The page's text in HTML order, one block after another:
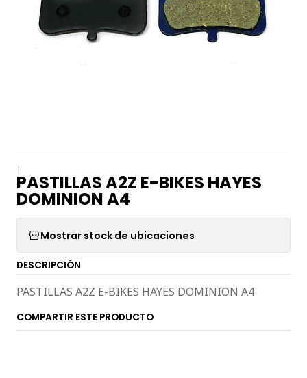
|
PASTILLAS A2Z E-BIKES HAYES
DOMINION A4
Mostrar stock de ubicaciones
DESCRIPCIÓN
PASTILLAS A2Z E-BIKES HAYES DOMINION A4
COMPARTIR ESTE PRODUCTO